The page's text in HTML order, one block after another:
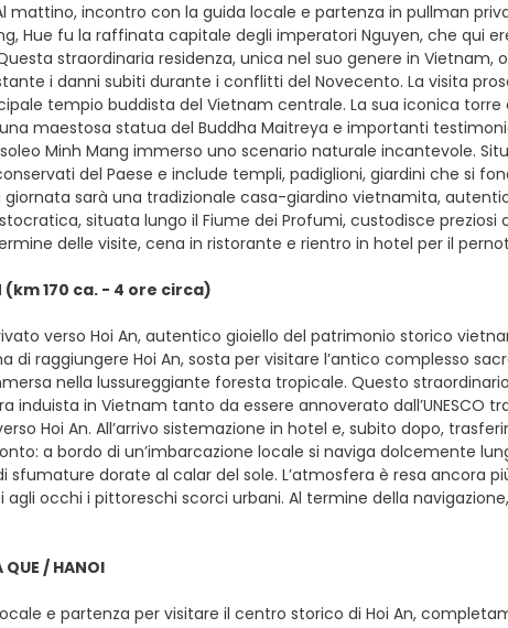
mattino, incontro con la guida locale e partenza in pullman
Hue fu la raffinata capitale degli imperatori Nguyen, che qui
straordinaria residenza, unica nel suo genere in Vietnam,
i danni subiti durante i conflitti del Novecento. La visita
tempio buddista del Vietnam centrale. La sua iconica
maestosa statua del Buddha Maitreya e importanti
Minh Mang immerso uno scenario naturale incantevole.
del Paese e include templi, padiglioni, giardini che si
sarà una tradizionale casa-giardino vietnamita,
situata lungo il Fiume dei Profumi, custodisce preziosi
delle visite, cena in ristorante e rientro in hotel per il
(km 170 ca. - 4 ore circa)
verso Hoi An, autentico gioiello del patrimonio storico
raggiungere Hoi An, sosta per visitare l’antico complesso
nella lussureggiante foresta tropicale. Questo
in Vietnam tanto da essere annoverato dall’UNESCO
Hoi An. All’arrivo sistemazione in hotel e, subito dopo,
a bordo di un’imbarcazione locale si naviga dolcemente
dorate al calar del sole. L’atmosfera è resa ancora
occhi i pittoreschi scorci urbani. Al termine della
/ HANOI
e partenza per visitare il centro storico di Hoi An,